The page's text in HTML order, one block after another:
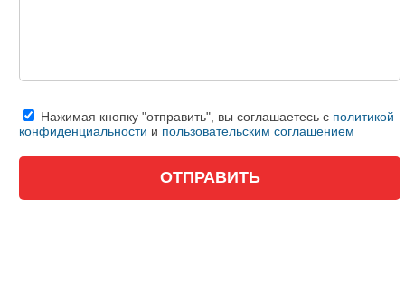
Нажимая кнопку "отправить", вы соглашаетесь с политикой
конфиденциальности и пользовательским соглашением